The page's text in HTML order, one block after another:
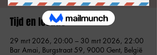
Tijd en locatie
29 mrt 2026, 20:00 – 30 mrt 2026, 22:00
Bar Amai, Burgstraat 59, 9000 Gent, België